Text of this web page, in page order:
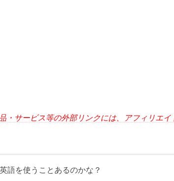
・サービス等の外部リンクには、アフィリエイ
語を使うことあるのかな？